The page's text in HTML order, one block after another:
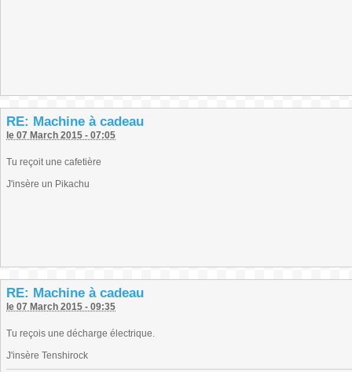
RE: Machine à cadeau
le 07 March 2015 - 07:05
Tu reçoit une cafetière
J'insère un Pikachu
RE: Machine à cadeau
le 07 March 2015 - 09:35
Tu reçois une décharge électrique.
J'insère Tenshirock